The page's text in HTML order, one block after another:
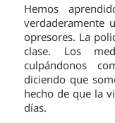
Hemos
verdaderamente
opresores. La
clase. Los
culpándonos
diciendo que
hecho de que la
días.